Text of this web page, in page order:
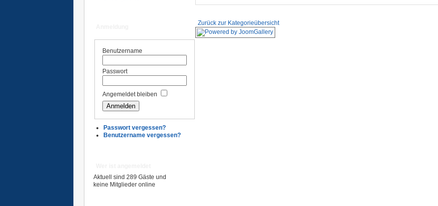
Benutzername
Passwort
Angemeldet bleiben
Passwort vergessen?
Benutzername vergessen?
Aktuell sind 289 Gäste und
keine Mitglieder online
Zurück zur Kategorieübersicht